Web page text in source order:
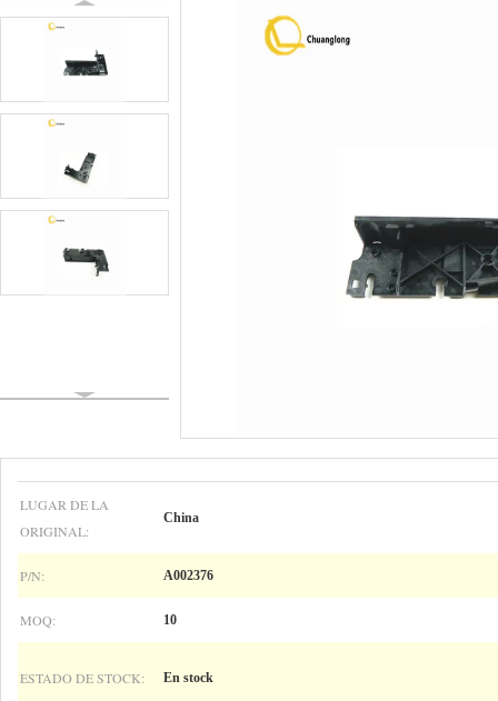
LUGAR DE LA
ORIGINAL:
China
P/N: A002376
MOQ: 10
ESTADO DE STOCK: En stock